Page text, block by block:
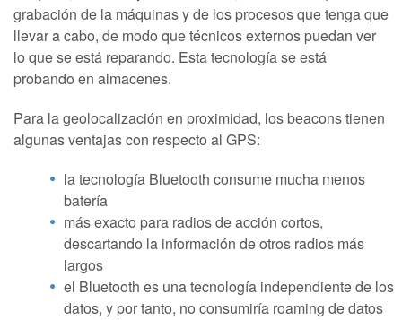
grabación de la máquinas y de los procesos que tenga que
llevar a cabo, de modo que técnicos externos puedan ver
lo que se está reparando. Esta tecnología se está
probando en almacenes.
Para la geolocalización en proximidad, los beacons tienen
algunas ventajas con respecto al GPS:
la tecnología Bluetooth consume mucha menos
batería
más exacto para radios de acción cortos,
descartando la información de otros radios más
largos
el Bluetooth es una tecnología independiente de los
datos, y por tanto, no consumiría roaming de datos